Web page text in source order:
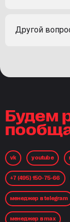
Другой
Будем
vk youtube
+7 (495) 150-75-66
менеджер в telegram
менеджер в max